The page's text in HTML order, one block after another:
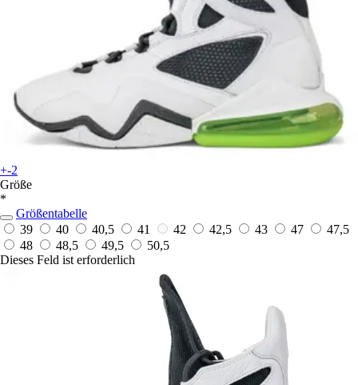
+-2
Größe
*
Größentabelle
39
40 40,5 41 42 42,5 43 47
47,5
48
48,5 49,5
50,5
Dieses Feld ist erforderlich